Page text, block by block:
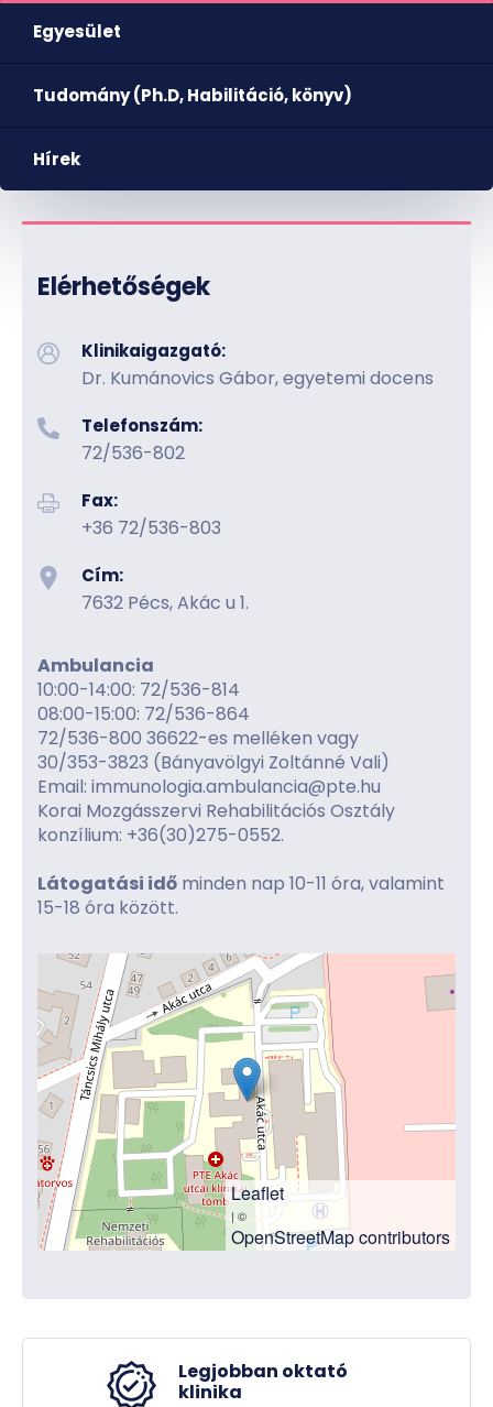
Egyesület
Tudomány (Ph.D, Habilitáció, könyv)
Hírek
Elérhetőségek
Klinikaigazgató:
Dr. Kumánovics Gábor, egyetemi docens
Telefonszám:
72/536-802
Fax:
+36 72/536-803
Cím:
7632 Pécs, Akác u 1.
Ambulancia
10:00-14:00: 72/536-814
08:00-15:00: 72/536-864
72/536-800 36622-es melléken vagy
30/353-3823 (Bányavölgyi Zoltánné Vali)
Email: immunologia.ambulancia@pte.hu
Korai Mozgásszervi Rehabilitációs Osztály
konzílium: +36(30)275-0552.
Látogatási idő minden nap 10-11 óra, valamint
15-18 óra között.
Leaflet
| ©
OpenStreetMap contributors
Legjobban oktató
klinika